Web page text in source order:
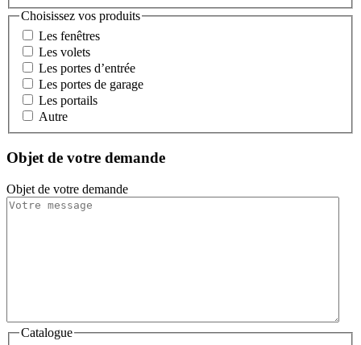
Choisissez vos produits
Les fenêtres
Les volets
Les portes d’entrée
Les portes de garage
Les portails
Autre
Objet de votre demande
Objet de votre demande
Catalogue